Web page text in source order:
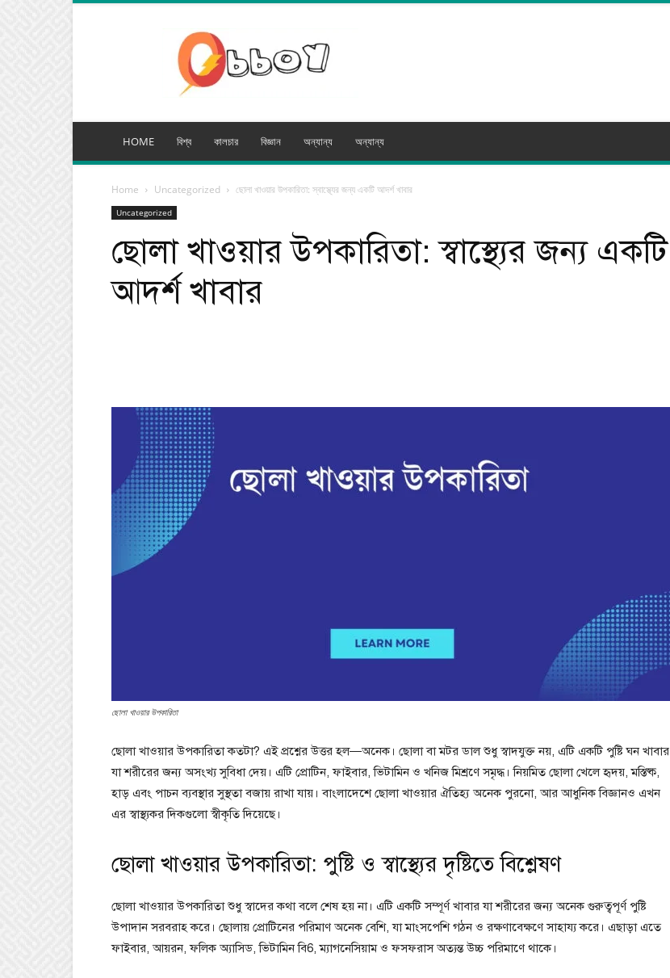
মিডিয়া
HOME বিশ্ব কালচার বিজ্ঞান অন্যান্য অন্যান্য
Home Uncategorized ছোলা খাওয়ার উপকারিতা: স্বাস্থ্যের জন্য একটি আদর্শ খাবার
Uncategorized
ছোলা খাওয়ার উপকারিতা: স্বাস্থ্যের জন্য একটি
আদর্শ খাবার
ছোলা খাওয়ার উপকারিতা
ছোলা খাওয়ার উপকারিতা কতটা? এই প্রশ্নের উত্তর হল—অনেক। ছোলা বা মটর ডাল শুধু স্বাদযুক্ত নয়, এটি একটি পুষ্টি ঘন খাবার
যা শরীরের জন্য অসংখ্য সুবিধা দেয়। এটি প্রোটিন, ফাইবার, ভিটামিন ও খনিজ মিশ্রণে সমৃদ্ধ। নিয়মিত ছোলা খেলে হৃদয়, মস্তিষ্ক,
হাড় এবং পাচন ব্যবস্থার সুস্থতা বজায় রাখা যায়। বাংলাদেশে ছোলা খাওয়ার ঐতিহ্য অনেক পুরনো, আর আধুনিক বিজ্ঞানও এখন
এর স্বাস্থ্যকর দিকগুলো স্বীকৃতি দিয়েছে।
ছোলা খাওয়ার উপকারিতা: পুষ্টি ও স্বাস্থ্যের দৃষ্টিতে বিশ্লেষণ
ছোলা খাওয়ার উপকারিতা শুধু স্বাদের কথা বলে শেষ হয় না। এটি একটি সম্পূর্ণ খাবার যা শরীরের জন্য অনেক গুরুত্বপূর্ণ পুষ্টি
উপাদান সরবরাহ করে। ছোলায় প্রোটিনের পরিমাণ অনেক বেশি, যা মাংসপেশি গঠন ও রক্ষণাবেক্ষণে সাহায্য করে। এছাড়া এতে
ফাইবার, আয়রন, ফলিক অ্যাসিড, ভিটামিন বি6, ম্যাগনেসিয়াম ও ফসফরাস অত্যন্ত উচ্চ পরিমাণে থাকে।